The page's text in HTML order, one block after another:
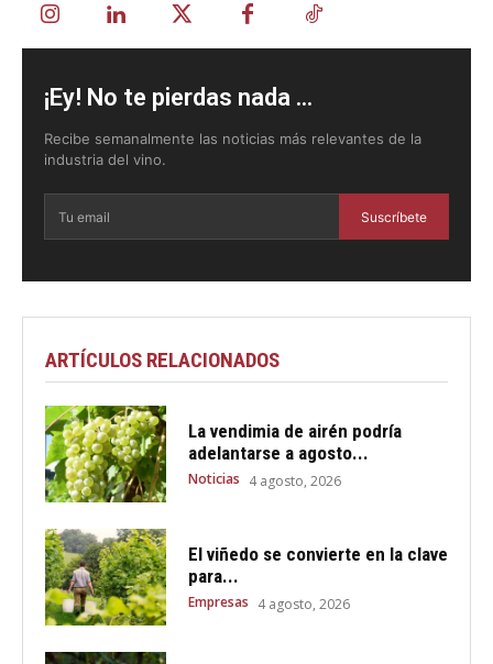
¡Ey! No te pierdas nada ...
Recibe semanalmente las noticias más relevantes de la
industria del vino.
Suscríbete
ARTÍCULOS RELACIONADOS
La vendimia de airén podría
adelantarse a agosto...
Noticias 4 agosto, 2026
El viñedo se convierte en la clave
para...
Empresas 4 agosto, 2026